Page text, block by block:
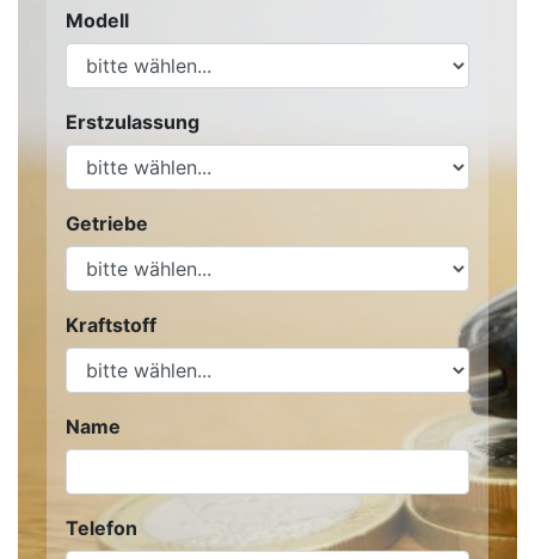
Modell
Erstzulassung
Getriebe
Kraftstoff
Name
Telefon